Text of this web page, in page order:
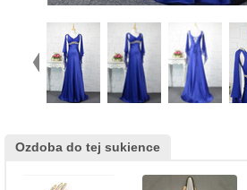
Ozdoba do tej sukience